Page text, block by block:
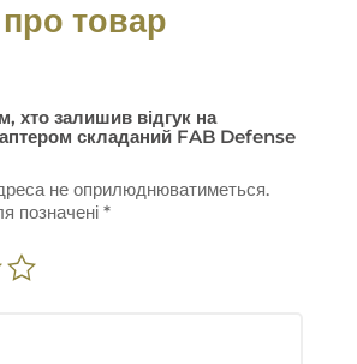
про товар
хто залишив відгук на
складаний FAB Defense
не оприлюднюватиметься.
позначені *